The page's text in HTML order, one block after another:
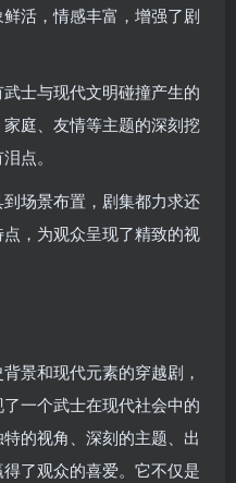
活，情感丰富，增强了剧
武士与现代文明碰撞产生的
庭、友情等主题的深刻挖
点。
到场景布置，剧集都力求还
，为观众呈现了精致的视
景和现代元素的穿越剧，
一个武士在现代社会中的
的视角、深刻的主题、出
了观众的喜爱。它不仅是